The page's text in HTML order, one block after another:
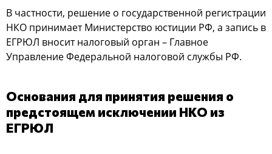
В частности, решение о государственной регистрации
НКО принимает Министерство юстиции РФ, а запись в
ЕГРЮЛ вносит налоговый орган – Главное
Управление Федеральной налоговой службы РФ.
Основания для принятия решения о
предстоящем исключении НКО из
ЕГРЮЛ